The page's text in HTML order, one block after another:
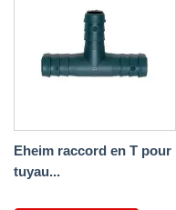
Eheim raccord en T pour
tuyau...